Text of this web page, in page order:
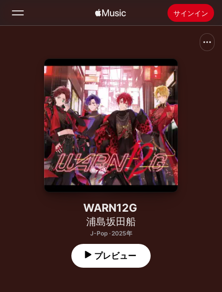
サインイン
ホーム
新着おすすめ
ラジオ
Apple Musicをインストール
WARN12G
浦島坂田船
J-Pop · 2025年
プレビュー